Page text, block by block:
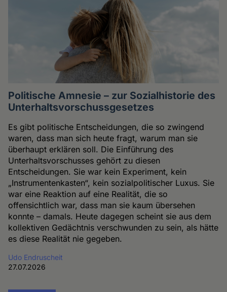
Politische Amnesie – zur Sozialhistorie des
Unterhaltsvorschussgesetzes
Es gibt politische Entscheidungen, die so zwingend
waren, dass man sich heute fragt, warum man sie
überhaupt erklären soll. Die Einführung des
Unterhaltsvorschusses gehört zu diesen
Entscheidungen. Sie war kein Experiment, kein
„Instrumentenkasten“, kein sozialpolitischer Luxus. Sie
war eine Reaktion auf eine Realität, die so
offensichtlich war, dass man sie kaum übersehen
konnte – damals. Heute dagegen scheint sie aus dem
kollektiven Gedächtnis verschwunden zu sein, als hätte
es diese Realität nie gegeben.
Udo Endruscheit
27.07.2026